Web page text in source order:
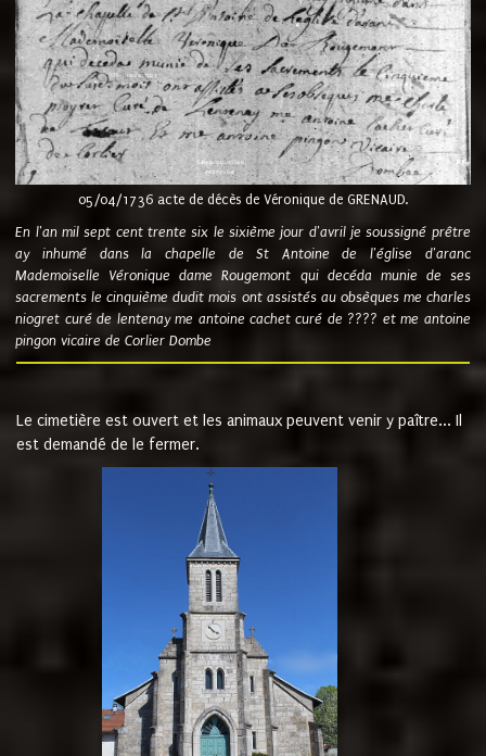
05/04/1736 acte de décès de Véronique de GRENAUD.
En l'an mil sept cent trente six le sixième jour d'avril je soussigné prêtre
ay inhumé dans la chapelle de St Antoine de l'église d'aranc
Mademoiselle Véronique dame Rougemont qui decéda munie de ses
sacrements le cinquième dudit mois ont assistés au obsèques me charles
niogret curé de lentenay me antoine cachet curé de ???? et me antoine
pingon vicaire de Corlier Dombe
Le cimetière est ouvert et les animaux peuvent venir y paître... Il
est demandé de le fermer.